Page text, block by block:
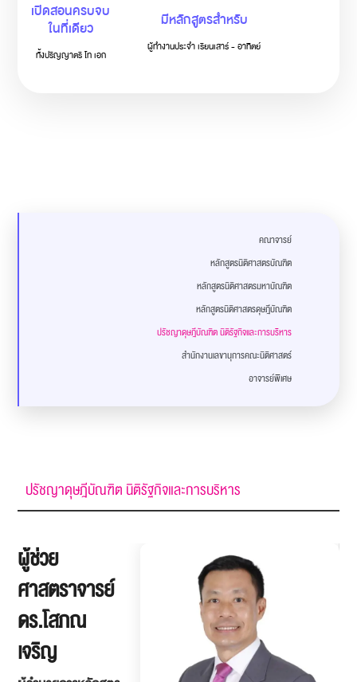
เปิดสอนครบจบ
ในที่เดียว
ทั้งปริญญาตรี โท เอก
มีหลักสูตรสำหรับ
ผู้ทำงานประจำ เรียนเสาร์ - อาทิตย์
คณาจารย์
หลักสูตรนิติศาสตรบัณฑิต
หลักสูตรนิติศาสตรมหาบัณฑิต
หลักสูตรนิติศาสตรดุษฎีบัณฑิต
ปรัชญาดุษฎีบัณฑิต นิติรัฐกิจและการบริหาร
สำนักงานเลขานุการคณะนิติศาสตร์
อาจารย์พิเศษ
ปรัชญาดุษฎีบัณฑิต นิติรัฐกิจและการบริหาร
ผู้ช่วย
ศาสตราจารย์
ดร.โสภณ
เจริญ